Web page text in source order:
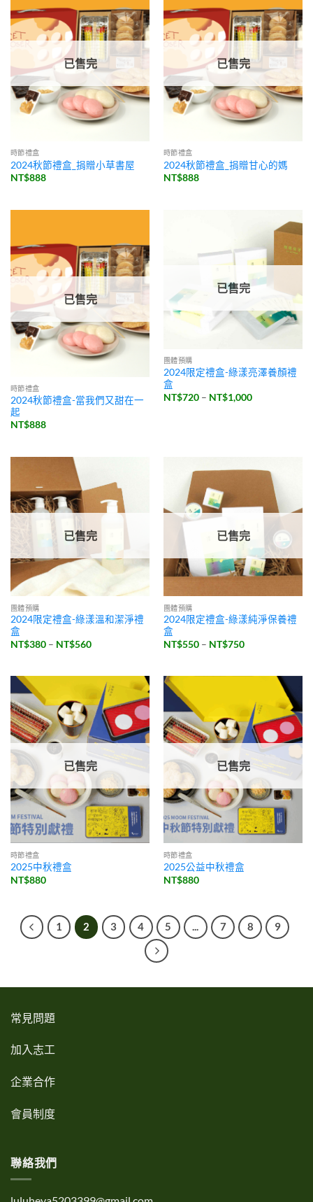
已售完
時節禮盒
2024秋節禮盒_捐贈小草書屋
NT$888
已售完
時節禮盒
2024秋節禮盒_捐贈甘心的媽
NT$888
已售完
時節禮盒
2024秋節禮盒-當我們又甜在一
起
NT$888
已售完
團體預購
2024限定禮盒-綠漾亮澤養顏禮
盒
NT$720 – NT$1,000價
已售完
團體預購
2024限定禮盒-綠漾溫和潔淨禮
盒
NT$380 – NT$560價
NT$380
NT$560
已售完
團體預購
2024限定禮盒-綠漾純淨保養禮
盒
NT$550 – NT$750價
NT$550
已售完
時節禮盒
2025中秋禮盒
NT$880
已售完
時節禮盒
2025公益中秋禮盒
NT$880
1 2 3 4 5 ... 7 8 9
常見問題
加入志工
企業合作
會員制度
聯絡我們